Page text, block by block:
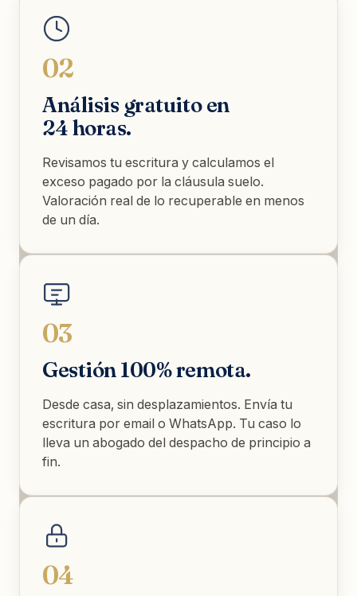
02
Análisis gratuito en
24 horas.
Revisamos tu escritura y calculamos el
exceso pagado por la cláusula suelo.
Valoración real de lo recuperable en menos
de un día.
03
Gestión 100% remota.
Desde casa, sin desplazamientos. Envía tu
escritura por email o WhatsApp. Tu caso lo
lleva un abogado del despacho de principio a
fin.
04